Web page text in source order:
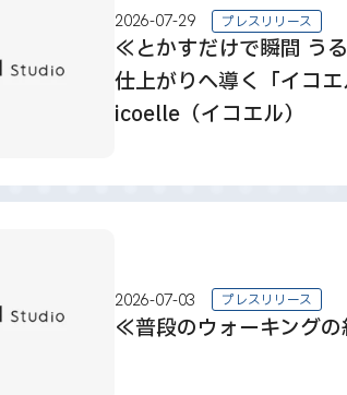
2026-07-29 プレスリリース
≪とかすだけで瞬間 う
仕上がりへ導く「イコエ
icoelle（イコエル）
2026-07-03 プレスリリース
≪普段のウォーキング